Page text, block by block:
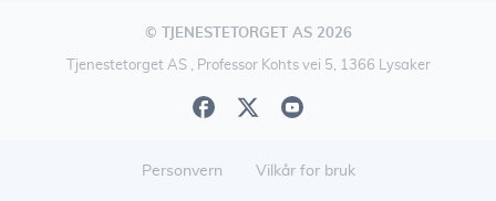
© TJENESTETORGET AS 2026
Tjenestetorget AS , Professor Kohts vei 5, 1366 Lysaker
Personvern Vilkår for bruk